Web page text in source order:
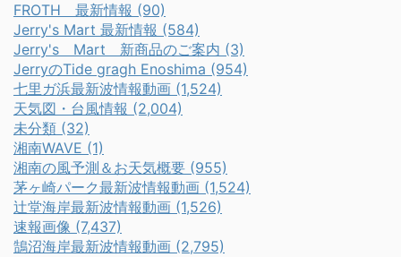
FROTH 最新情報 (90)
Jerry's Mart 最新情報 (584)
Jerry's Mart 新商品のご案内 (3)
JerryのTide gragh Enoshima (954)
七里ガ浜最新波情報動画 (1,524)
天気図・台風情報 (2,004)
未分類 (32)
湘南WAVE (1)
湘南の風予測＆お天気概要 (955)
茅ヶ崎パーク最新波情報動画 (1,524)
辻堂海岸最新波情報動画 (1,526)
速報画像 (7,437)
鵠沼海岸最新波情報動画 (2,795)